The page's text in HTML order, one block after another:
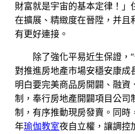
財富就是宇宙的基本定律！」
在擴展、精緻度在晉陞，并且
有更好連接。
除了強化平易近生保證，
對推進房地產市場安穩安康成
明白要完美商品房開闢、融資
制，奉行房地產開闢項目公司
制，有序推動現房發賣。同時
年瑜伽教室夜自立權，讓調控